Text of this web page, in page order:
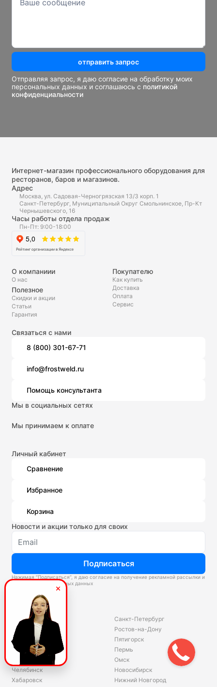
отправить запрос
Отправляя запрос, я даю согласие на обработку моих
персональных данных и соглашаюсь с политикой
конфиденциальности
Интернет-магазин профессионального оборудования для
ресторанов, баров и магазинов.
Адрес
Москва, ул. Садовая-Черногрязская 13/3 корп. 1
Санкт-Петербург, Муниципальный Округ Смольнинское, Пр-Кт
Чернышевского, 16
Часы работы отдела продаж
Пн-Пт: 9:00-18:00
О компаниии
О нас
Полезное
Скидки и акции
Статьи
Гарантия
Покупателю
Как купить
Доставка
Оплата
Сервис
Связаться с нами
8 (800) 301-67-71
info@frostweld.ru
Помощь консультанта
Мы в социальных сетях
Мы принимаем к оплате
Личный кабинет
Сравнение
Избранное
Корзина
Новости и акции только для своих
Подписаться
Нажимая “Подписаться”, я даю согласие на получение рекламной рассылки и
обработку персональных данных
Склады
Владивосток
Екатеринбург
Красноярск
Волгоград
Челябинск
Хабаровск
Санкт-Петербург
Ростов-на-Дону
Пятигорск
Пермь
Омск
Новосибирск
Нижний Новгород